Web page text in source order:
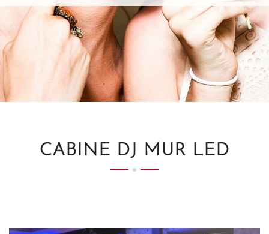
CABINE DJ MUR LED